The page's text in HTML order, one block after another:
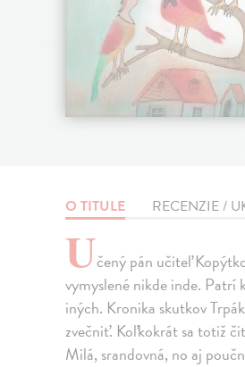
O TITULE RECENZIE /
Učený pán učiteľ
vymyslené nikde inde. Patrí
iných. Kronika skutkov
zvečniť. Koľkokrát sa totiž
Milá, srandovná, no aj